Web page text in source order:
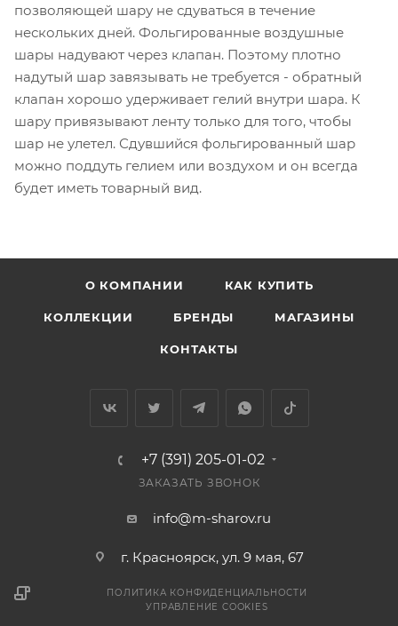
позволяющей шару не сдуваться в течение
нескольких дней. Фольгированные воздушные
шары надувают через клапан. Поэтому плотно
надутый шар завязывать не требуется - обратный
клапан хорошо удерживает гелий внутри шара. К
шару привязывают ленту только для того, чтобы
шар не улетел. Сдувшийся фольгированный шар
можно поддуть гелием или воздухом и он всегда
будет иметь товарный вид.
О КОМПАНИИ КАК КУПИТЬ
КОЛЛЕКЦИИ БРЕНДЫ МАГАЗИНЫ
КОНТАКТЫ
+7 (391) 205-01-02
ЗАКАЗАТЬ ЗВОНОК
info@m-sharov.ru
г. Красноярск, ул. 9 мая, 67
ПОЛИТИКА КОНФИДЕНЦИАЛЬНОСТИ
УПРАВЛЕНИЕ COOKIES